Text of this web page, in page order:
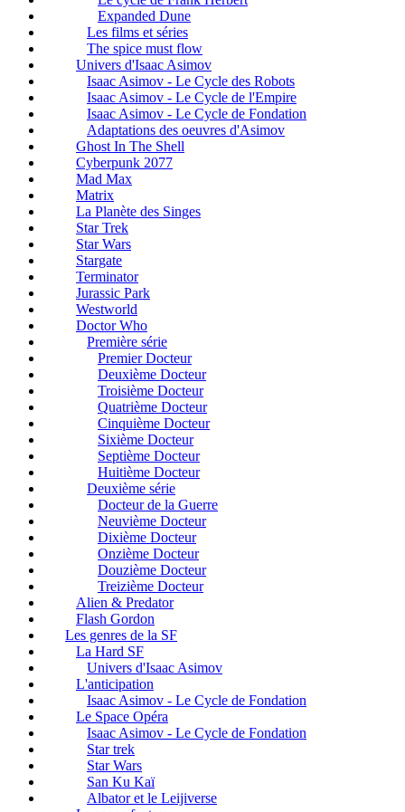
Expanded Dune
Les films et séries
The spice must flow
Univers d'Isaac Asimov
Isaac Asimov - Le Cycle des Robots
Isaac Asimov - Le Cycle de l'Empire
Isaac Asimov - Le Cycle de Fondation
Adaptations des oeuvres d'Asimov
Ghost In The Shell
Cyberpunk 2077
Mad Max
Matrix
La Planète des Singes
Star Trek
Star Wars
Stargate
Terminator
Jurassic Park
Westworld
Doctor Who
Première série
Premier Docteur
Deuxième Docteur
Troisième Docteur
Quatrième Docteur
Cinquième Docteur
Sixième Docteur
Septième Docteur
Huitième Docteur
Deuxième série
Docteur de la Guerre
Neuvième Docteur
Dixième Docteur
Onzième Docteur
Douzième Docteur
Treizième Docteur
Alien & Predator
Flash Gordon
Les genres de la SF
La Hard SF
Univers d'Isaac Asimov
L'anticipation
Isaac Asimov - Le Cycle de Fondation
Le Space Opéra
Isaac Asimov - Le Cycle de Fondation
Star trek
Star Wars
San Ku Kaï
Albator et le Leijiverse